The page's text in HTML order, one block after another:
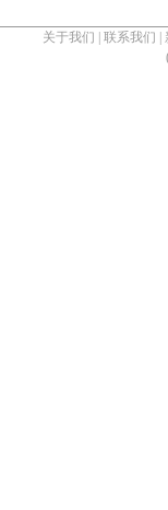
关于我们 联系我们